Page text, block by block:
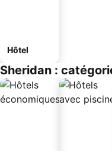
Hôtel
Sheridan :